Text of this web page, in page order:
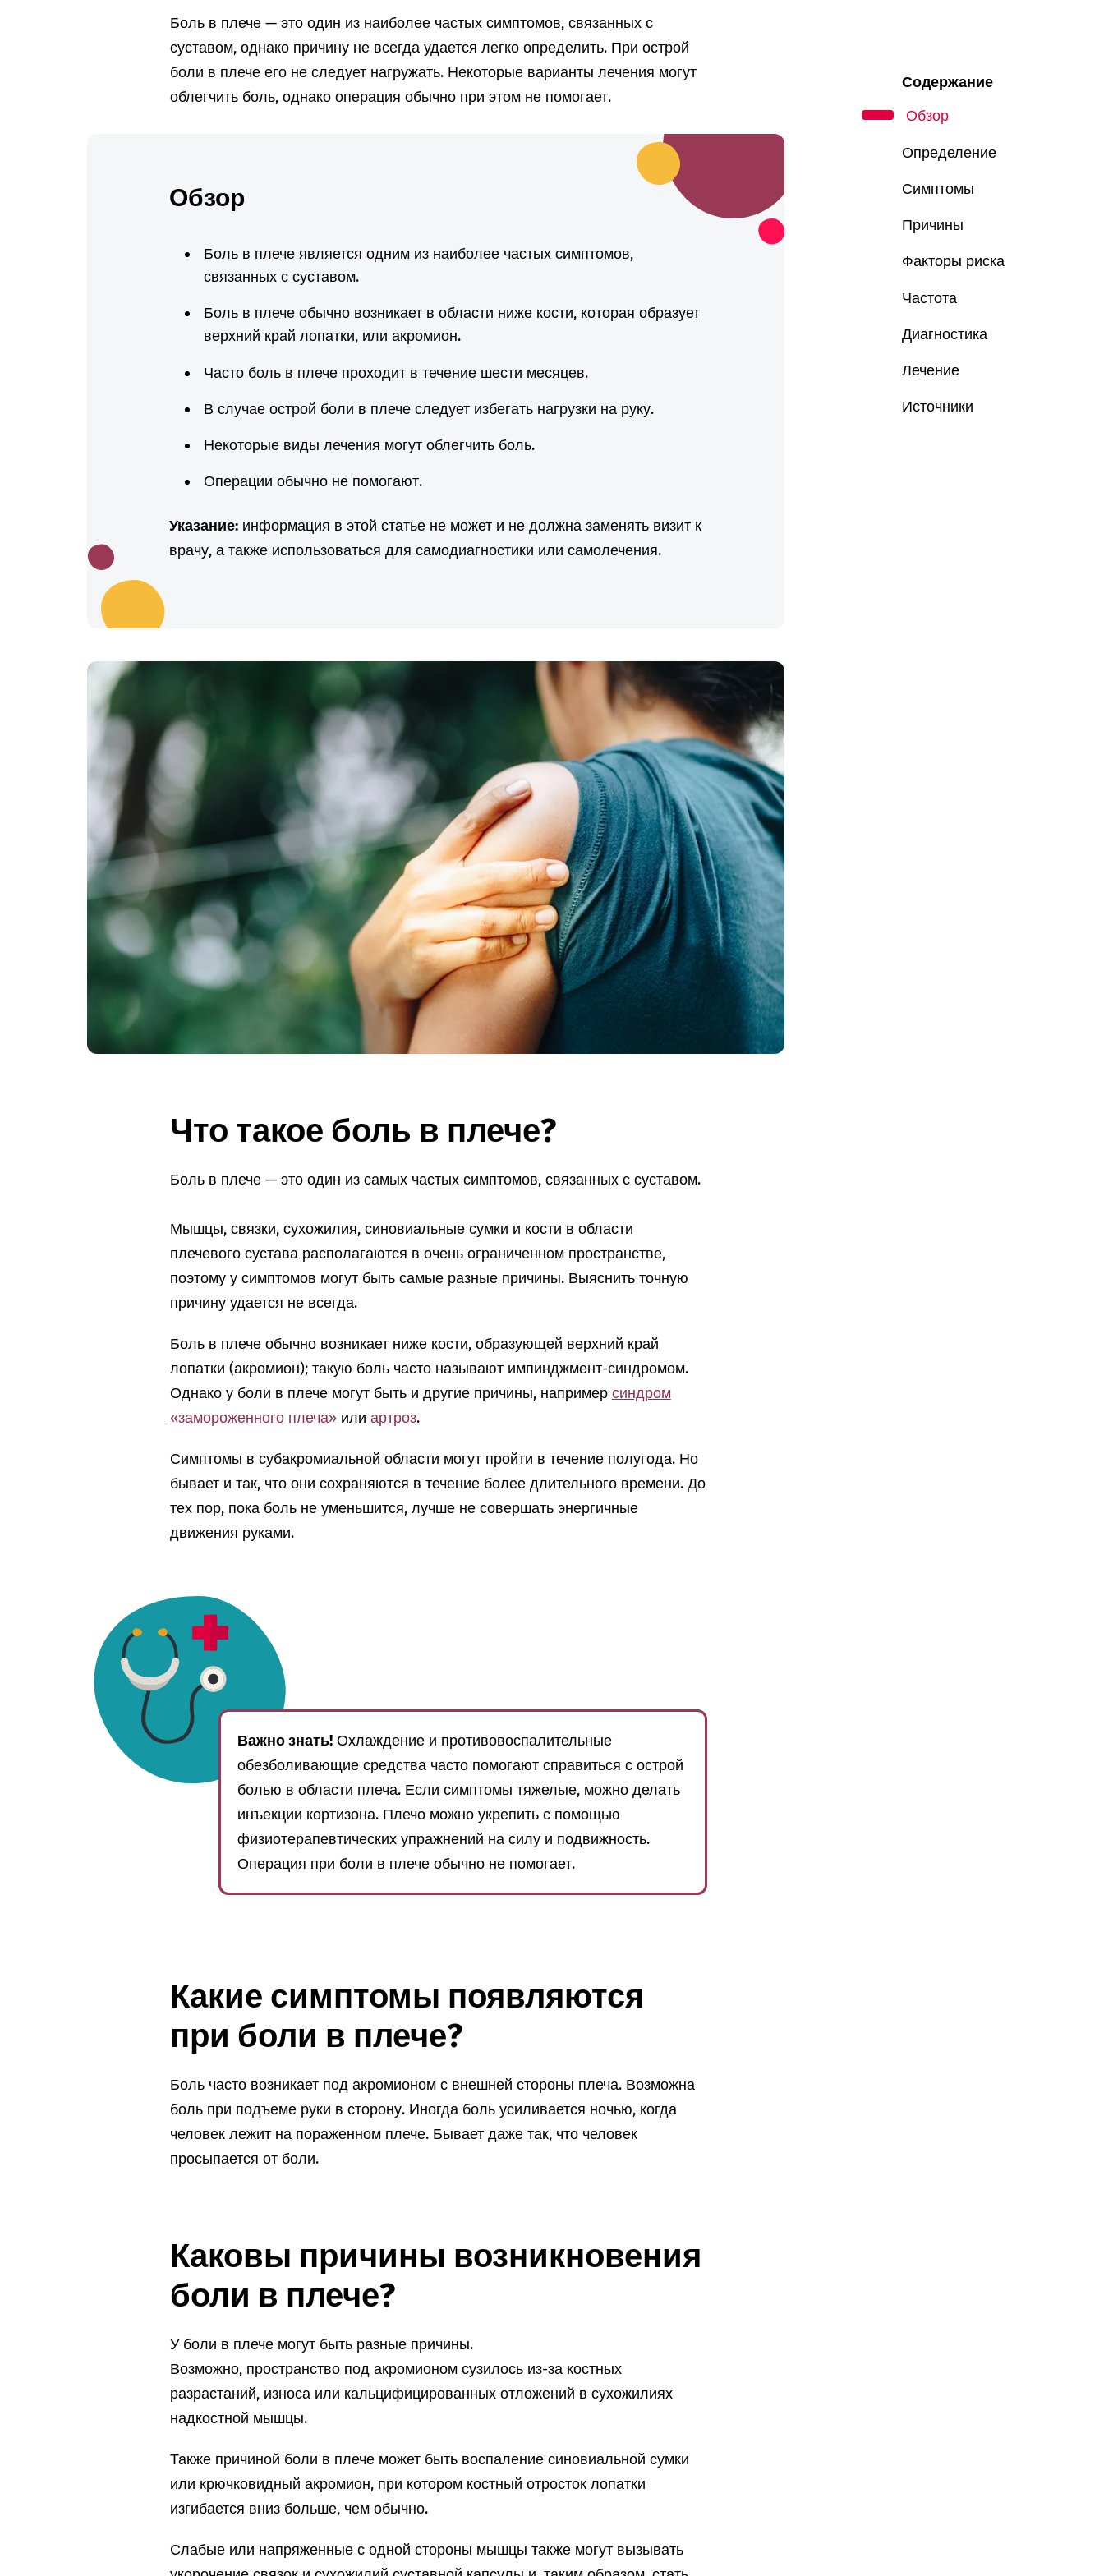
Содержание
Обзор
Определение
Симптомы
Причины
Факторы риска
Частота
Диагностика
Лечение
Источники
Боль в плече — это один из наиболее частых симптомов, связанных с
суставом, однако причину не всегда удается легко определить. При острой
боли в плече его не следует нагружать. Некоторые варианты лечения могут
облегчить боль, однако операция обычно при этом не помогает.
Обзор
Боль в плече является одним из наиболее частых симптомов,
связанных с суставом.
Боль в плече обычно возникает в области ниже кости, которая образует
верхний край лопатки, или акромион.
Часто боль в плече проходит в течение шести месяцев.
В случае острой боли в плече следует избегать нагрузки на руку.
Некоторые виды лечения могут облегчить боль.
Операции обычно не помогают.
Указание: информация в этой статье не может и не должна заменять визит к
врачу, а также использоваться для самодиагностики или самолечения.
Что такое боль в плече?
Боль в плече — это один из самых частых симптомов, связанных с суставом.
Мышцы, связки, сухожилия, синовиальные сумки и кости в области
плечевого сустава располагаются в очень ограниченном пространстве,
поэтому у симптомов могут быть самые разные причины. Выяснить точную
причину удается не всегда.
Боль в плече обычно возникает ниже кости, образующей верхний край
лопатки (акромион); такую боль часто называют импинджмент-синдромом.
Однако у боли в плече могут быть и другие причины, например синдром
«замороженного плеча»или артроз.
Симптомы в субакромиальной области могут пройти в течение полугода. Но
бывает и так, что они сохраняются в течение более длительного времени. До
тех пор, пока боль не уменьшится, лучше не совершать энергичные
движения руками.
Важно знать!Охлаждение и противовоспалительные
обезболивающие средства часто помогают справиться с острой
болью в области плеча. Если симптомы тяжелые, можно делать
инъекции кортизона. Плечо можно укрепить с помощью
физиотерапевтических упражнений на силу и подвижность.
Операция при боли в плече обычно не помогает.
Какие симптомы появляются
при боли в плече?
Боль часто возникает под акромионом с внешней стороны плеча. Возможна
боль при подъеме руки в сторону. Иногда боль усиливается ночью, когда
человек лежит на пораженном плече. Бывает даже так, что человек
просыпается от боли.
Каковы причины возникновения
боли в плече?
У боли в плече могут быть разные причины.
Возможно, пространство под акромионом сузилось из-за костных
разрастаний, износа или кальцифицированных отложений в сухожилиях
надкостной мышцы.
Также причиной боли в плече может быть воспаление синовиальной сумки
или крючковидный акромион, при котором костный отросток лопатки
изгибается вниз больше, чем обычно.
Слабые или напряженные с одной стороны мышцы также могут вызывать